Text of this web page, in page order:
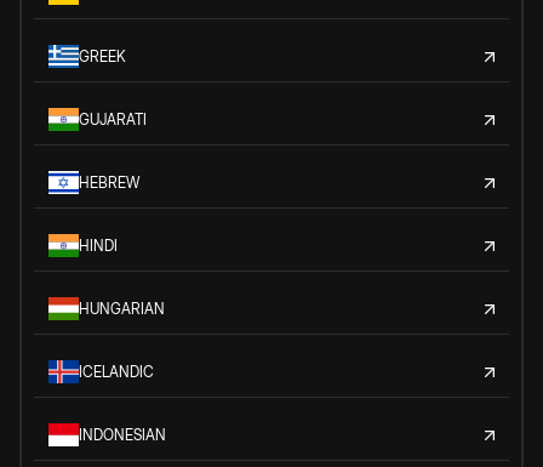
GREEK
GUJARATI
HEBREW
HINDI
HUNGARIAN
ICELANDIC
INDONESIAN